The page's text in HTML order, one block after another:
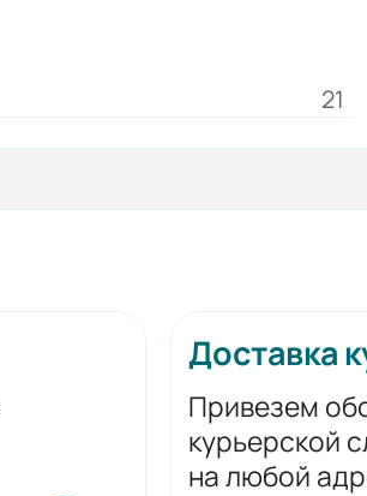
21
Доставка
Привезем
курьерской
на любой